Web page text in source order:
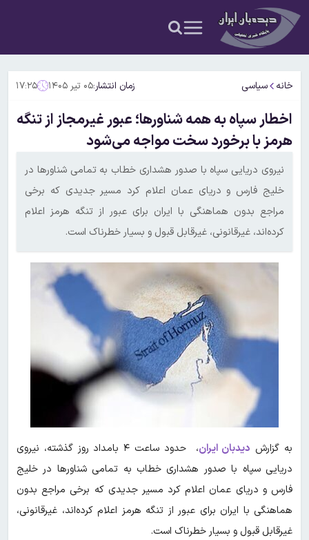
خانه سیاسی زمان انتشار:۰۵ تیر ۱۴۰۵ ۱۷:۲۵
اخطار سپاه به همه شناورها؛ عبور غیرمجاز از تنگه
هرمز با برخورد سخت مواجه می‌شود
نیروی دریایی سپاه با صدور هشداری خطاب به تمامی شناورها در
خلیج فارس و دریای عمان اعلام کرد مسیر جدیدی که برخی
مراجع بدون هماهنگی با ایران برای عبور از تنگه هرمز اعلام
کرده‌اند، غیرقانونی، غیرقابل قبول و بسیار خطرناک است.
به گزارش دیدبان ایران
، حدود ساعت ۴ بامداد روز گذشته، نیروی
دریایی سپاه با صدور هشداری خطاب به تمامی شناورها در خلیج
فارس و دریای عمان اعلام کرد مسیر جدیدی که برخی مراجع بدون
هماهنگی با ایران برای عبور از تنگه هرمز اعلام کرده‌اند، غیرقانونی،
غیرقابل قبول و بسیار خطرناک است.